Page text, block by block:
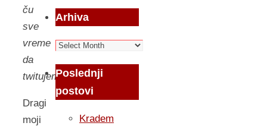
ču
sve
vreme
da
twitujem!
Dragi
moji
Arhiva
Arhiva
Poslednji
postovi
Kradem